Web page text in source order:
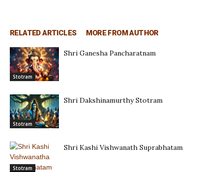
RELATED ARTICLES MORE FROM AUTHOR
Stotram
Shri Ganesha Pancharatnam
Stotram
Shri Dakshinamurthy Stotram
Stotram
Shri Kashi Vishwanath Suprabhatam